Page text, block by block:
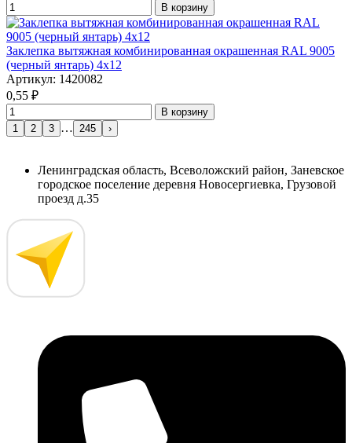
В корзину
Заклепка вытяжная комбинированная окрашенная RAL 9005
(черный янтарь) 4x12
Артикул: 1420082
0,55 ₽
В корзину
1
2 3 … 245 ›
Ленинградская область, Всеволожский район, Заневское
городское поселение деревня Новосергиевка, Грузовой
проезд д.35